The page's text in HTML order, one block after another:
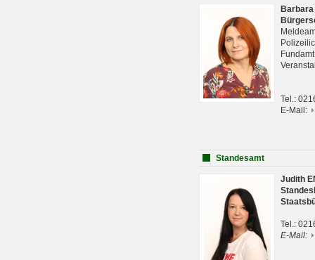
Tel.:
E-Mail:
Standesamt
Judith
Tel.:
E-Mail: